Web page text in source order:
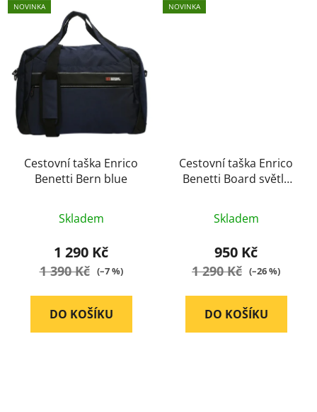
NOVINKA
Cestovní taška Enrico
Benetti Bern blue
hodnocení
produktu
je
5
Skladem
1 290 Kč
1 390 Kč (–7 %)
DO KOŠÍKU
NOVINKA
Cestovní taška Enrico
Benetti Board světle
hodnocení
produktu
je
5
Skladem
950 Kč
1 290 Kč (–26 %)
DO KOŠÍKU